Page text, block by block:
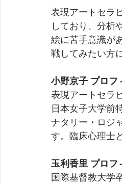
表現アートセラ
しており、分析
絵に苦手意識が
戦してみたい方
小野京子 プロフ
表現アートセラ
日本女子大学
ナタリー・ロジ
す。臨床心理士
玉利香里 プロフ
国際基督教大学